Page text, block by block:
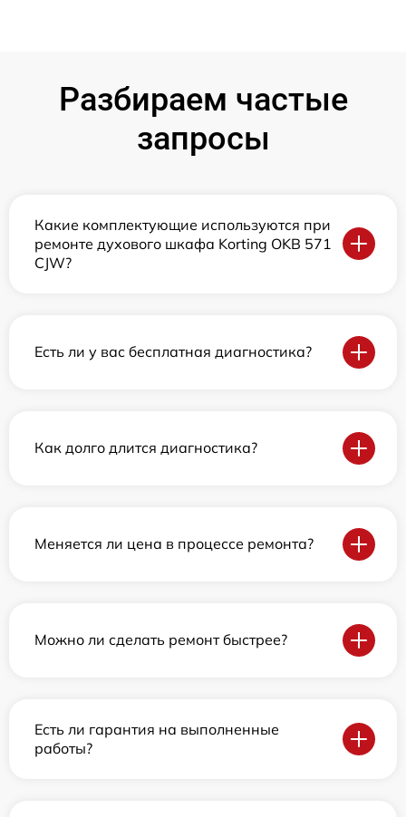
Разбираем частые
запросы
Какие комплектующие используются при
ремонте духового шкафа Korting OKB 571
CJW?
Есть ли у вас бесплатная диагностика?
Как долго длится диагностика?
Меняется ли цена в процессе ремонта?
Можно ли сделать ремонт быстрее?
Есть ли гарантия на выполненные
работы?